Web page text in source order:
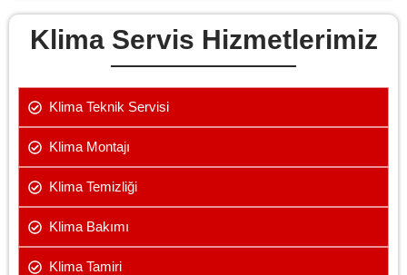
Klima Servis Hizmetlerimiz
Klima Teknik Servisi
Klima Montajı
Klima Temizliği
Klima Bakımı
Klima Tamiri